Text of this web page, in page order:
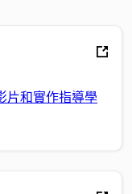
片和實作指導學